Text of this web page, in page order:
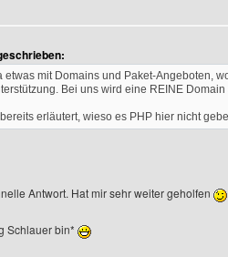
etwas mit Domains und Paket-Angeboten,
Bei uns wird eine REINE
erläutert, wieso es PHP hier nicht
Antwort. Hat mir sehr weiter geholfen
Schlauer bin*